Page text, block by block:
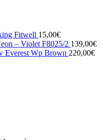
Fitwell 15,00€
– Violet F8025/2 139,00€
Everest Wp Brown 220,00€